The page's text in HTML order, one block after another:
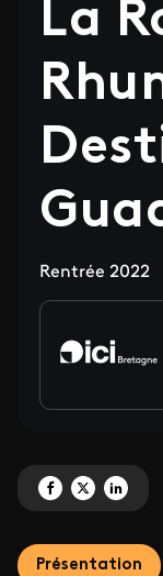
La
Rentrée 2022
PartagezPartagezPartagez
Présentation